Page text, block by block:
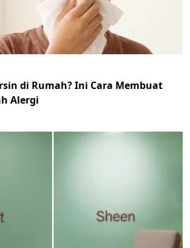
di Rumah? Ini Cara Membuat
Alergi